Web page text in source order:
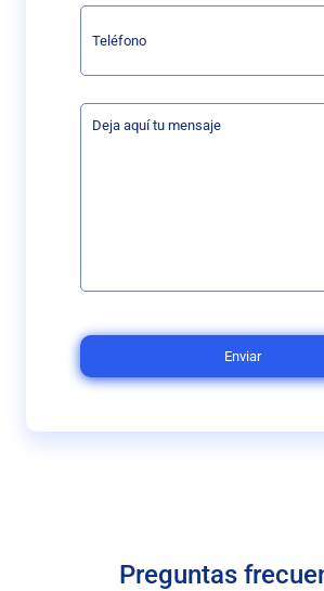
Enviar
Preguntas